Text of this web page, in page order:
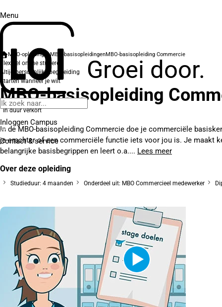
Menu
Groei door.
Inloggen Campus
Contact& service
MBO-opleidingenMBO-basisopleidingenMBO-basisopleiding Commercie
Flexibel online studeren
Altijd persoonlijke begeleiding
Starten wanneer je wilt
MBO-basisopleiding
In duur verkort
In de MBO-basisopleiding Commercie doe je commerciële
je erachter of een commerciële functie iets voor jou is. Je maakt
belangrijke basisbegrippen en leert o.a.... Lees meer
Over deze opleiding
Studieduur: 4 maanden Onderdeel uit: MBO Commercieel medewerker